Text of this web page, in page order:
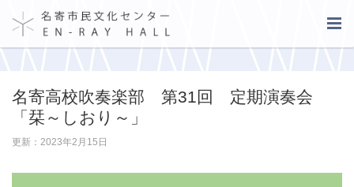
名寄高校吹奏楽部 第31回 定期演奏会
「栞～しおり～」
更新：2023年2月15日